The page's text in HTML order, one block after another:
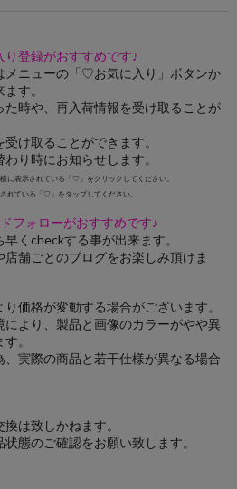
登録がおすすめです♪
メニューの「♡お気に入り」ボタンか
す。
た時や、再入荷情報を受け取ることが
け取ることができます。
り時にお知らせします。
に表示されている「♡」をクリックしてください。
れている「♡」をタップしてください。
フォローがおすすめです♪
くcheckする事が出来ます。
店舗ごとのブログをお楽しみ頂けま
価格が変動する場合がございます。
より、製品と画像のカラーがやや異
。
実際の商品と若干仕様が異なる場合
は致しかねます。
態のご確認をお願い致します。